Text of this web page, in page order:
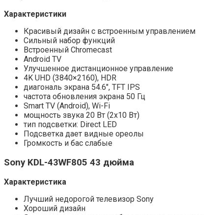
Характеристики
Красивый дизайн с встроенным управлением
Сильный набор функций
Встроенный Chromecast
Android TV
Улучшенное дистанционное управление
4K UHD (3840×2160), HDR
диагональ экрана 54.6″, TFT IPS
частота обновления экрана 50 Гц
Smart TV (Android), Wi-Fi
мощность звука 20 Вт (2х10 Вт)
тип подсветки: Direct LED
Подсветка дает видные ореолы
Громкость и бас слабые
SonyKDL-43WF805 43 дюйма
Характеристика
Лучший недорогой телевизор Sony
Хороший дизайн